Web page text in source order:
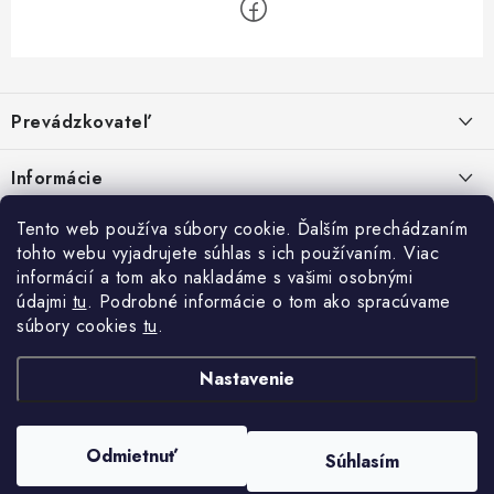
Tento web používa súbory cookie. Ďalším prechádzaním
tohto webu vyjadrujete súhlas s ich používaním. Viac
informácií a tom ako nakladáme s vašimi osobnými
údajmi tu. Podrobné informácie o tom ako spracúvame
súbory cookies tu.
Nastavenie
Odmietnuť Súhlasím
p
ä
t
Prevádzkovateľ
Malinová 49
IČO: 34670602
DIČ: 1020448297
IČ DPH: SK1020448297
Informácie
Kontakty
Doprava a platba
Obchodné podmienky
Reklamácie
Facebook
Vytvoril Shopteta jeho partner
Copyright 2026 . Všetky práva vyhradené.